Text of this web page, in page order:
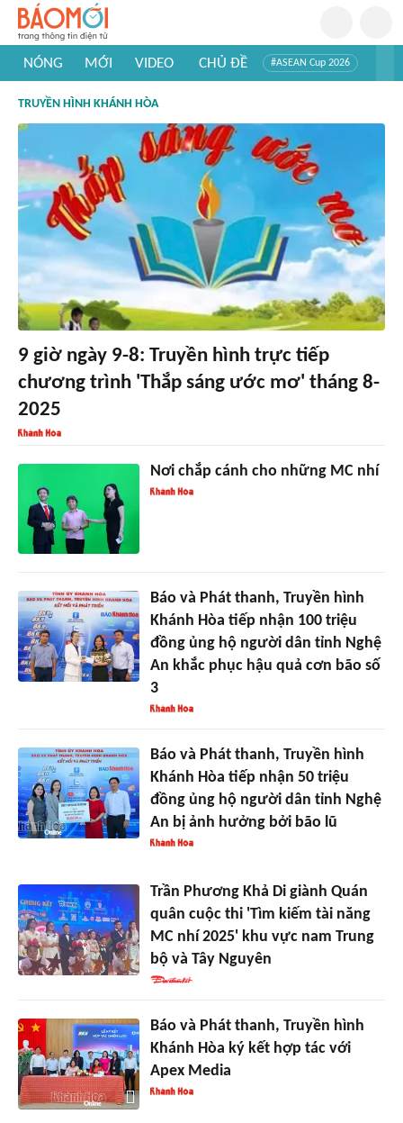
NÓNG MỚI VIDEO CHỦ ĐỀ #ASEAN Cup 2026
#Khám phá thế giới
TRUYỀN HÌNH KHÁNH HÒA
9 giờ ngày 9-8: Truyền hình trực tiếp
chương trình 'Thắp sáng ước mơ' tháng 8-
2025
Nơi chắp cánh cho những MC nhí
Báo và Phát thanh, Truyền hình
Khánh Hòa tiếp nhận 100 triệu
đồng ủng hộ người dân tỉnh Nghệ
An khắc phục hậu quả cơn bão số
3
Báo và Phát thanh, Truyền hình
Khánh Hòa tiếp nhận 50 triệu
đồng ủng hộ người dân tỉnh Nghệ
An bị ảnh hưởng bởi bão lũ
Trần Phương Khả Di giành Quán
quân cuộc thi 'Tìm kiếm tài năng
MC nhí 2025' khu vực nam Trung
bộ và Tây Nguyên
Báo và Phát thanh, Truyền hình
Khánh Hòa ký kết hợp tác với
Apex Media